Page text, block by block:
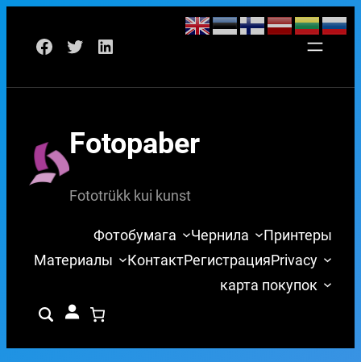
Facebook
TwitterLinkedIn
Fotopaber
Fototrükk kui kunst
Фотобумага Чернила
Принтеры
Материалы
КонтактРегистрацияPrivacy
карта покупок